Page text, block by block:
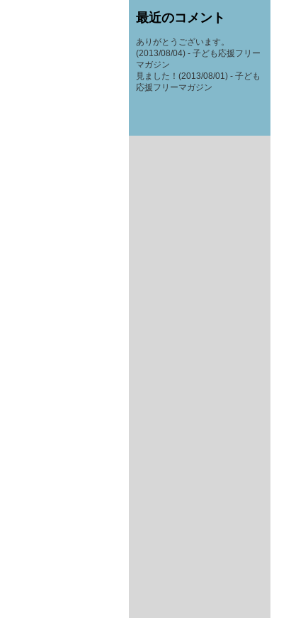
最近のコメント
ありがとうございます。
(2013/08/04) - 子ども応援フリー
マガジン
見ました！(2013/08/01) - 子ども
応援フリーマガジン